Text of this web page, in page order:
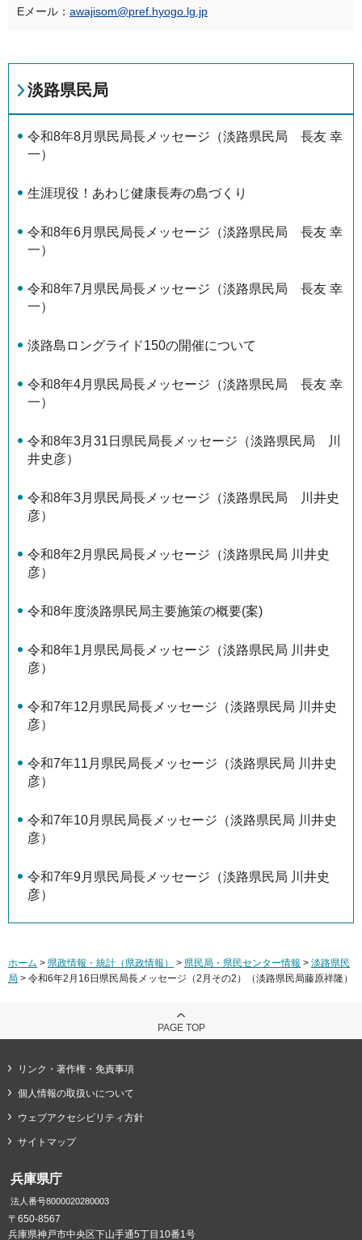
Eメール： awajisom@pref.hyogo.lg.jp
淡路県民局
令和8年8月県民局長メッセージ（淡路県民局 長友 幸
一）
生涯現役！あわじ健康長寿の島づくり
令和8年6月県民局長メッセージ（淡路県民局 長友 幸
一）
令和8年7月県民局長メッセージ（淡路県民局 長友 幸
一）
淡路島ロングライド150の開催について
令和8年4月県民局長メッセージ（淡路県民局 長友 幸
一）
令和8年3月31日県民局長メッセージ（淡路県民局 川
井史彦）
令和8年3月県民局長メッセージ（淡路県民局 川井史
彦）
令和8年2月県民局長メッセージ（淡路県民局 川井史
彦）
令和8年度淡路県民局主要施策の概要(案)
令和8年1月県民局長メッセージ（淡路県民局 川井史
彦）
令和7年12月県民局長メッセージ（淡路県民局 川井史
彦）
令和7年11月県民局長メッセージ（淡路県民局 川井史
彦）
令和7年10月県民局長メッセージ（淡路県民局 川井史
彦）
令和7年9月県民局長メッセージ（淡路県民局 川井史
彦）
ホーム > 県政情報・統計（県政情報） > 県民局・県民センター情報 > 淡路県民
局 > 令和6年2月16日県民局長メッセージ（2月その2）（淡路県民局藤原祥隆）
PAGE TOP
リンク・著作権・免責事項
個人情報の取扱いについて
ウェブアクセシビリティ方針
サイトマップ
兵庫県庁
法人番号8000020280003
〒650-8567
兵庫県神戸市中央区下山手通5丁目10番1号